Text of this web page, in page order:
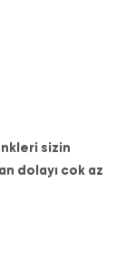
sizin
dolayı cok az